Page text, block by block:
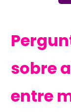
sobre
entre